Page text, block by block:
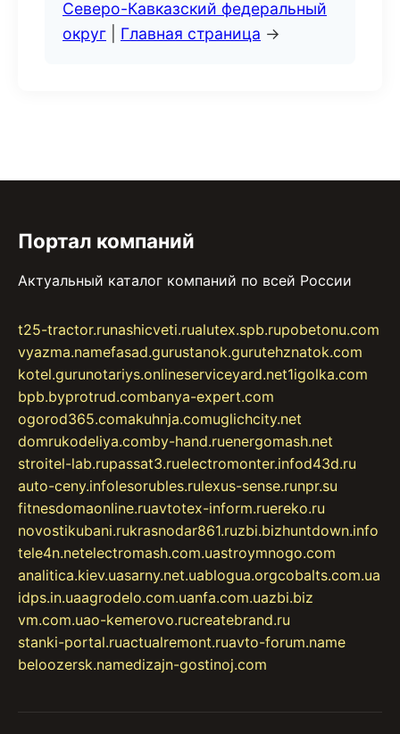
Северо-Кавказский федеральный
округ
Главная страница →
Портал компаний
Актуальный каталог компаний по всей России
t25-tractor.runashicveti.rualutex.spb.rupobetonu.com
vyazma.namefasad.gurustanok.gurutehznatok.com
kotel.gurunotariys.onlineserviceyard.net1igolka.com
bpb.byprotrud.combanya-expert.com
ogorod365.comakuhnja.comuglichcity.net
domrukodeliya.comby-hand.ruenergomash.net
stroitel-lab.rupassat3.ruelectromonter.infod43d.ru
auto-ceny.infolesorubles.rulexus-sense.runpr.su
fitnesdomaonline.ruavtotex-inform.ruereko.ru
novostikubani.rukrasnodar861.ruzbi.bizhuntdown.info
tele4n.netelectromash.com.uastroymnogo.com
analitica.kiev.uasarny.net.uablogua.orgcobalts.com.ua
idps.in.uaagrodelo.com.uanfa.com.uazbi.biz
vm.com.uao-kemerovo.rucreatebrand.ru
stanki-portal.ruactualremont.ruavto-forum.name
beloozersk.namedizajn-gostinoj.com